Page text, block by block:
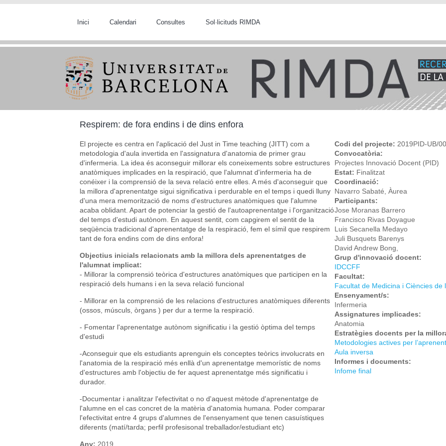
Vés al contingut
Inici Calendari Consultes Sol·licituds RIMDA
Respirem: de fora endins i de dins enfora
El projecte es centra en l'aplicació del Just in Time teaching (JITT) com a
metodologia d'aula invertida en l'assignatura d'anatomia de primer grau
d'infermeria. La idea és aconseguir millorar els coneixements sobre estructures
anatòmiques implicades en la respiració, que l'alumnat d'infermeria ha de
conéixer i la comprensió de la seva relació entre elles. A més d'aconseguir que
la millora d'aprenentatge sigui significativa i perdurable en el temps i quedi lluny
d'una mera memorització de noms d'estructures anatòmiques que l'alumne
acaba oblidant. Apart de potenciar la gestió de l'autoaprenentatge i l'organització
del temps d'estudi autònom. En aquest sentit, com capgirem el sentit de la
seqüència tradicional d'aprenentatge de la respiració, fem el símil que respirem
tant de fora endins com de dins enfora!
Objectius inicials relacionats amb la millora dels aprenentatges de
l'alumnat implicat:
- Millorar la comprensió teòrica d'estructures anatòmiques que participen en la
respiració dels humans i en la seva relació funcional
- Millorar en la comprensió de les relacions d'estructures anatòmiques diferents
(ossos, músculs, òrgans ) per dur a terme la respiració.
- Fomentar l'aprenentatge autònom significatiu i la gestió òptima del temps
d'estudi
-Aconseguir que els estudiants aprenguin els conceptes teòrics involucrats en
l'anatomia de la respiració més enllà d'un aprenentatge memorístic de noms
d'estructures amb l'objectiu de fer aquest aprenentatge més significatiu i
durador.
-Documentar i analitzar l'efectivitat o no d'aquest mètode d'aprenentatge de
l'alumne en el cas concret de la matèria d'anatomia humana. Poder comparar
l'efectivitat entre 4 grups d'alumnes de l'ensenyament que tenen casuístiques
diferents (matí/tarda; perfil profesisonal treballador/estudiant etc)
Codi del projecte: 2019PID-UB/
Convocatòria:
Projectes Innovació Docent (PID)
Estat: Finalitzat
Coordinació:
Navarro Sabaté, Àurea
Participants:
Jose Moranas Barrero
Francisco Rivas Doyague
Luis Secanella Medayo
Juli Busquets Barenys
David Andrew Bong,
Grup d'innovació docent:
IDCCFF
Facultat:
Facultat de Medicina i Ciències de
Ensenyament/s:
Infermeria
Assignatures implicades:
Anatomia
Estratègies docents per la
Metodologies actives per
Aula inversa
Informes i documents:
Infome final
Any: 2019